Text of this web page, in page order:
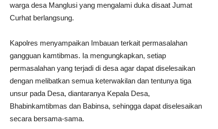
warga desa Manglusi yang mengalami duka disaat Jumat
Curhat berlangsung.
Kapolres menyampaikan Imbauan terkait permasalahan
gangguan kamtibmas. Ia mengungkapkan, setiap
permasalahan yang terjadi di desa agar dapat diselesaikan
dengan melibatkan semua keterwakilan dan tentunya tiga
unsur pada Desa, diantaranya Kepala Desa,
Bhabinkamtibmas dan Babinsa, sehingga dapat diselesaikan
secara bersama-sama.